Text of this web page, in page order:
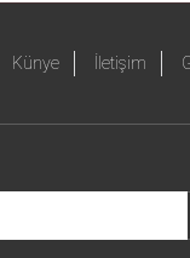
Künye İletişim